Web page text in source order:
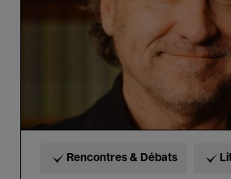
Rencontres & Débats